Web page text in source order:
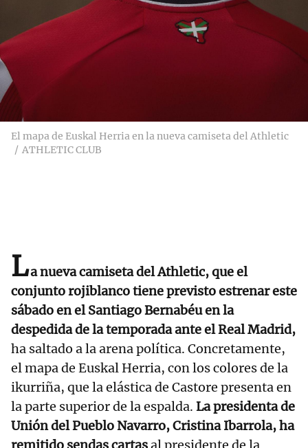
El mapa de Euskal Herria en la nueva camiseta del Athletic
ATHLETIC CLUB
La nueva camiseta del Athletic, que el
conjunto rojiblanco tiene previsto estrenar este
sábado en el Santiago Bernabéu en la
despedida de la temporada ante el Real Madrid,
ha saltado a la arena política. Concretamente,
el mapa de Euskal Herria, con los colores de la
ikurriña, que la elástica de Castore presenta en
la parte superior de la espalda. La presidenta de
Unión del Pueblo Navarro, Cristina Ibarrola, ha